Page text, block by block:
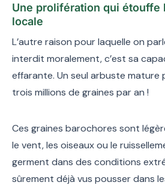
Une prolifération qui étouffe
locale
L’autre raison pour laquelle on
interdit moralement, c’est sa
effarante. Un seul arbuste mature
trois millions de graines par an !
Ces graines barochores sont
le vent, les oiseaux ou le
germent dans des conditions
sûrement déjà vus pousser dans